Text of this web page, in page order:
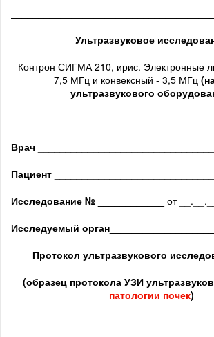
Ультразвуковое
Контрон СИГМА 210, ирис. Электронные
7,5 МГц и конвексный - 3,5 МГц
ультразвукового
Врач
Пациент
Исследование № ____________ от
Исследуемый орган
Протокол ультразвукового
(образец протокола УЗИ
патологии почек)